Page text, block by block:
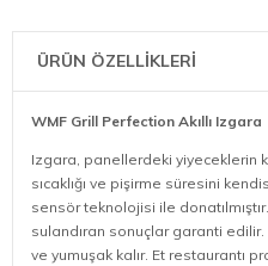
ÜRÜN ÖZELLİKLERİ
WMF Grill Perfection Akıllı Izgara
Izgara, panellerdeki yiyeceklerin
sıcaklığı ve pişirme süresini
sensör teknolojisi ile
sulandıran sonuçlar garanti edilir.
ve yumuşak kalır. Et restaurantı